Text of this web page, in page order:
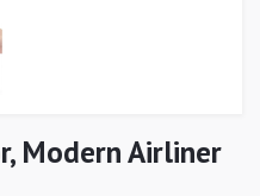
Modern Airliner